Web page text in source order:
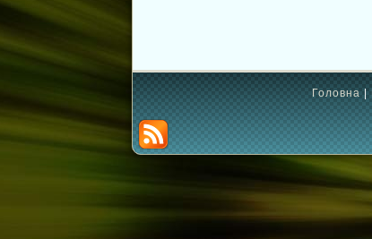
Головна